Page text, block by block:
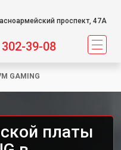
проспект, 47А
39-08
GAMING
платы